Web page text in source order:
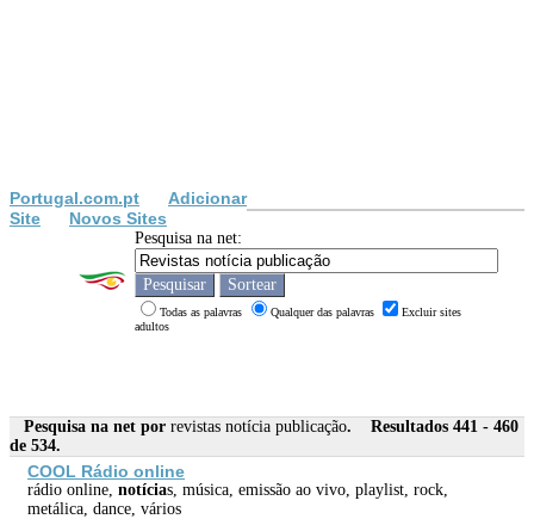
Portugal.com.pt
Adicionar
Site
Novos Sites
Pesquisa na net:
Todas as palavras Qualquer das palavras
Excluir sites
adultos
Pesquisa na net por revistas notícia publicação. Resultados 441 - 460
de 534.
COOL Rádio online
rádio online, notícias, música, emissão ao vivo, playlist, rock,
metálica, dance, vários